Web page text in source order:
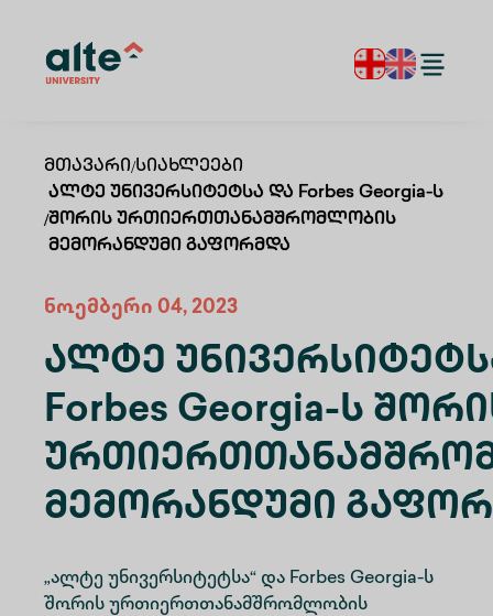
Მთავარი/Სიახლეები
/
Ალტე Უნივერსიტეტსა Და Forbes Georgia-Ს
Შორის Ურთიერთთანამშრომლობის
Მემორანდუმი Გაფორმდა
ნოემბერი 04, 2023
Ალტე
Forbes Georgia-Ს
Მემორანდუმი
„ალტე უნივერსიტეტსა“ და Forbes Georgia-ს
შორის ურთიერთთანამშრომლობის